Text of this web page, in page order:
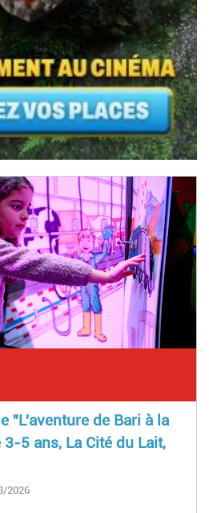
"L'aventure de Bari à la
5 ans, La Cité du Lait,
2026